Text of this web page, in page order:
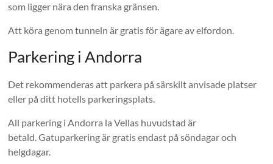
som ligger nära den franska gränsen.
Att köra genom tunneln är gratis för ägare av elfordon.
Parkering i Andorra
Det rekommenderas att parkera på särskilt anvisade platser
eller på ditt hotells parkeringsplats.
All parkering i Andorra la Vellas huvudstad är
betald. Gatuparkering är gratis endast på söndagar och
helgdagar.